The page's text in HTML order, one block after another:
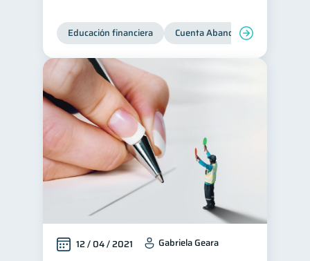
Educación financiera Cuenta Abandonada
12 / 04 / 2021 Gabriela Geara